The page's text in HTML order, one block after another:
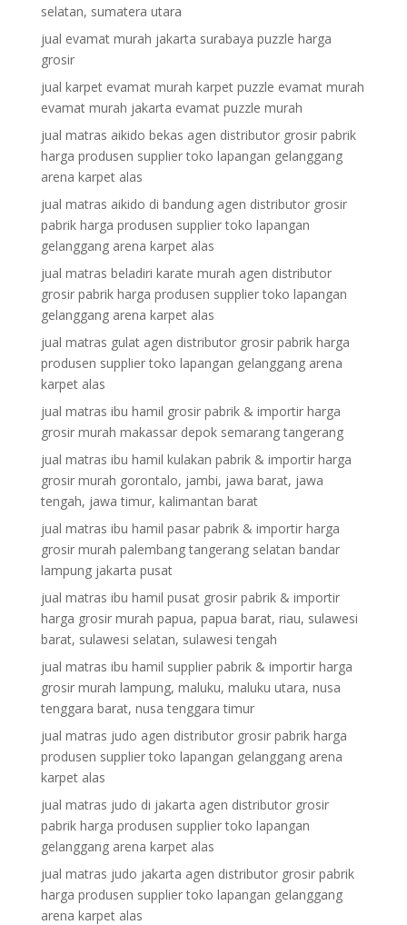
selatan, sumatera utara
jual evamat murah jakarta surabaya puzzle harga
grosir
jual karpet evamat murah karpet puzzle evamat murah
evamat murah jakarta evamat puzzle murah
jual matras aikido bekas agen distributor grosir pabrik
harga produsen supplier toko lapangan gelanggang
arena karpet alas
jual matras aikido di bandung agen distributor grosir
pabrik harga produsen supplier toko lapangan
gelanggang arena karpet alas
jual matras beladiri karate murah agen distributor
grosir pabrik harga produsen supplier toko lapangan
gelanggang arena karpet alas
jual matras gulat agen distributor grosir pabrik harga
produsen supplier toko lapangan gelanggang arena
karpet alas
jual matras ibu hamil grosir pabrik & importir harga
grosir murah makassar depok semarang tangerang
jual matras ibu hamil kulakan pabrik & importir harga
grosir murah gorontalo, jambi, jawa barat, jawa
tengah, jawa timur, kalimantan barat
jual matras ibu hamil pasar pabrik & importir harga
grosir murah palembang tangerang selatan bandar
lampung jakarta pusat
jual matras ibu hamil pusat grosir pabrik & importir
harga grosir murah papua, papua barat, riau, sulawesi
barat, sulawesi selatan, sulawesi tengah
jual matras ibu hamil supplier pabrik & importir harga
grosir murah lampung, maluku, maluku utara, nusa
tenggara barat, nusa tenggara timur
jual matras judo agen distributor grosir pabrik harga
produsen supplier toko lapangan gelanggang arena
karpet alas
jual matras judo di jakarta agen distributor grosir
pabrik harga produsen supplier toko lapangan
gelanggang arena karpet alas
jual matras judo jakarta agen distributor grosir pabrik
harga produsen supplier toko lapangan gelanggang
arena karpet alas